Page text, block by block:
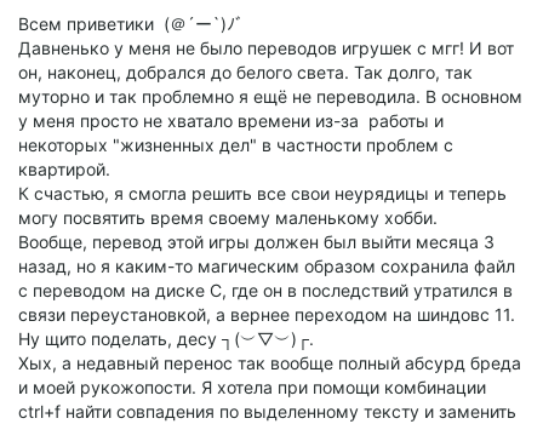
Всем приветики (＠´ー`)ﾉﾞ
Давненько у меня не было переводов игрушек с мгг! И вот
он, наконец, добрался до белого света. Так долго, так
муторно и так проблемно я ещё не переводила. В основном
у меня просто не хватало времени из-за работы и
некоторых "жизненных дел" в частности проблем с
квартирой.
К счастью, я смогла решить все свои неурядицы и теперь
могу посвятить время своему маленькому хобби.
Вообще, перевод этой игры должен был выйти месяца 3
назад, но я каким-то магическим образом сохранила файл
с переводом на диске C, где он в последствий утратился в
связи переустановкой, а вернее переходом на шиндовс 11.
Ну щито поделать, десу ┐(︶▽︶)┌.
Хых, а недавный перенос так вообще полный абсурд бреда
и моей рукожопости. Я хотела при помощи комбинации
ctrl+f найти совпадения по выделенному тексту и заменить